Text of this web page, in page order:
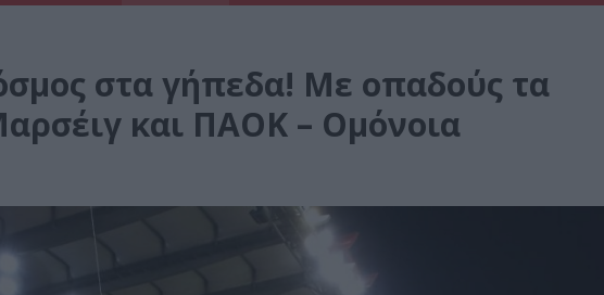
στα γήπεδα! Με οπαδούς τα
και ΠΑΟΚ – Ομόνοια